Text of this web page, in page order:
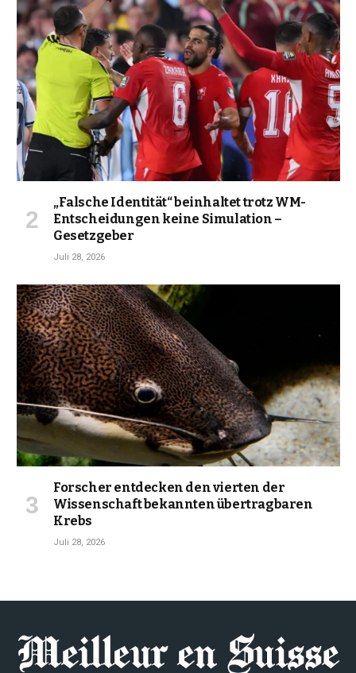
„Falsche Identität“ beinhaltet trotz WM-
Entscheidungen keine Simulation –
Gesetzgeber
Juli 28, 2026
Forscher entdecken den vierten der
Wissenschaft bekannten übertragbaren
Krebs
Juli 28, 2026